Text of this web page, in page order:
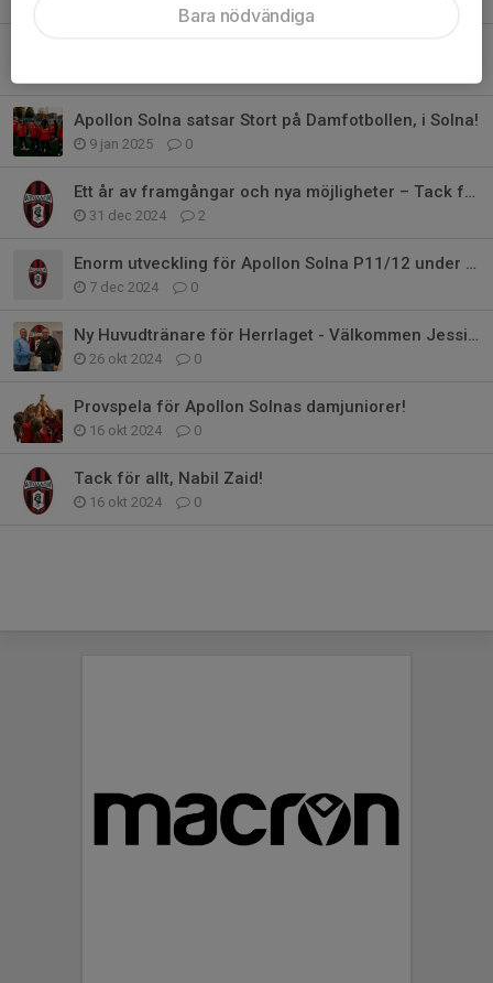
Apollon Solna satsar Stort på Damfotbollen, i Solna!
9 jan 2025 0
Ett år av framgångar och nya möjligheter – Tack för 2024!
31 dec 2024 2
Enorm utveckling för Apollon Solna P11/12 under 2024
7 dec 2024 0
Ny Huvudtränare för Herrlaget - Välkommen Jessie Vasconcelos!
26 okt 2024 0
Provspela för Apollon Solnas damjuniorer!
16 okt 2024 0
Tack för allt, Nabil Zaid!
16 okt 2024 0
Bara nödvändiga